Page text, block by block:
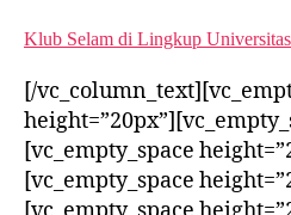
Klub Selam di Lingkup Universitas
[/
[vc_empty_space
[vc_empty_space